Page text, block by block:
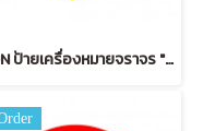
BISON ป้ายเครื่องหมายจราจร "หยุดข้างหน้า" 45 cm.